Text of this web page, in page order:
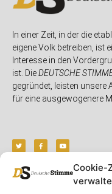
Cookie-
In einer Zeit, in der die
eigene Volk betreiben, ist
Interesse in den
ist. DieDEUTSCHE
gegründet, leisten unsere
für eine ausgewogenere
Unser Magazin